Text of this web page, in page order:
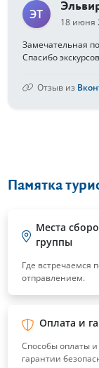
ЭТ
18 июня
Замечательная
Спасибо
Отзыв из
Памятка
Места
группы
Где встречаемся
отправлением.
Оплата и
Способы оплаты и
гарантии